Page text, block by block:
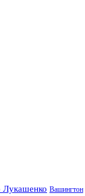
Лукашенко Вашингтон